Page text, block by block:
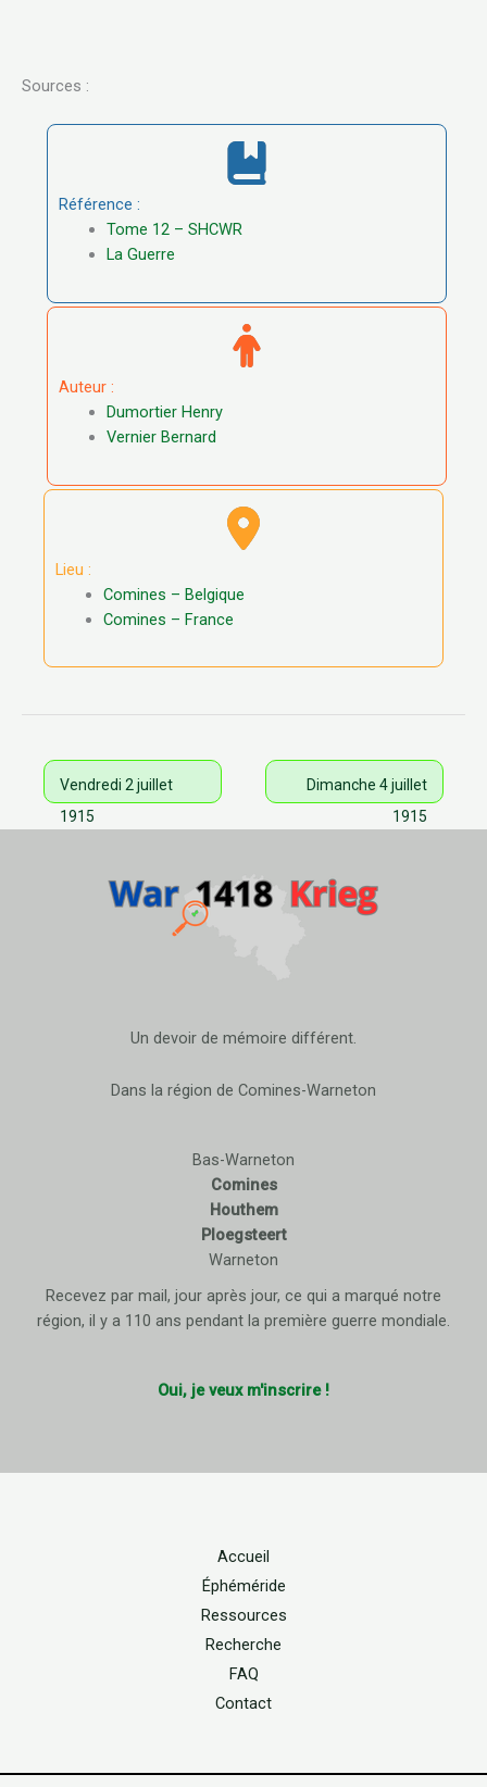
Sources :
Référence :
Tome 12 – SHCWR
La Guerre
Auteur :
Dumortier Henry
Vernier Bernard
Lieu :
Comines – Belgique
Comines – France
Vendredi 2 juillet
1915
Dimanche 4 juillet
1915
Un devoir de mémoire différent.
Dans la région de Comines-Warneton
Bas-Warneton
Comines
Houthem
Ploegsteert
Warneton
Recevez par mail, jour après jour, ce qui a marqué notre
région, il y a 110 ans pendant la première guerre mondiale.
Oui, je veux m'inscrire !
Accueil
Éphéméride
Ressources
Recherche
FAQ
Contact